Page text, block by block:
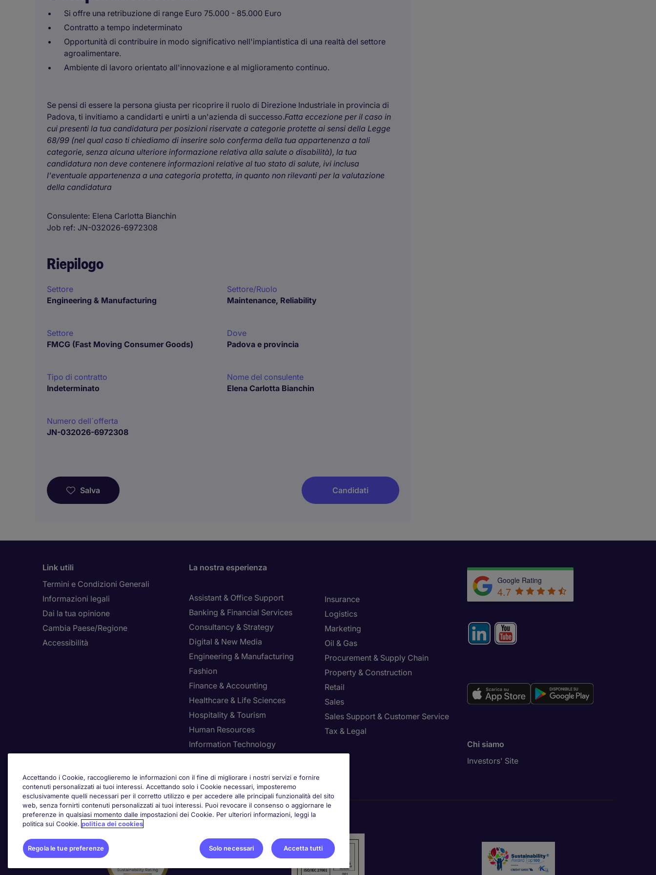
Si offre una retribuzione di range Euro 75.000 - 85.000 Euro
Contratto a tempo indeterminato
Opportunità di contribuire in modo significativo nell'impiantistica di una realtà del settore
agroalimentare.
Ambiente di lavoro orientato all'innovazione e al miglioramento continuo.
Se pensi di essere la persona giusta per ricoprire il ruolo di Direzione Industriale in provincia di
Padova, ti invitiamo a candidarti e unirti a un'azienda di successo.Fatta eccezione per il caso in
cui presenti la tua candidatura per posizioni riservate a categorie protette ai sensi della Legge
68/99 (nel qual caso ti chiediamo di inserire solo conferma della tua appartenenza a tali
categorie, senza alcuna ulteriore informazione relativa alla salute o disabilità), la tua
candidatura non deve contenere informazioni relative al tuo stato di salute, ivi inclusa
l'eventuale appartenenza a una categoria protetta, in quanto non rilevanti per la valutazione
della candidatura
Consulente Elena Carlotta Bianchin
Job ref JN-032026-6972308
Riepilogo
Settore
Engineering & Manufacturing
Settore/Ruolo
Maintenance, Reliability
Settore
FMCG (Fast Moving Consumer Goods)
Dove
Padova e provincia
Tipo di contratto
Indeterminato
Nome del consulente
Elena Carlotta Bianchin
Numero dell´offerta
JN-032026-6972308
Salva Candidati
Link utili
Termini e Condizioni Generali
Informazioni legali
Dai la tua opinione
Cambia Paese/Regione
Accessibilità
La nostra esperienza
Assistant & Office Support
Banking & Financial Services
Consultancy & Strategy
Digital & New Media
Engineering & Manufacturing
Fashion
Finance & Accounting
Healthcare & Life Sciences
Hospitality & Tourism
Human Resources
Information Technology
Insurance
Logistics
Marketing
Oil & Gas
Procurement & Supply Chain
Property & Construction
Retail
Sales
Sales Support & Customer Service
Tax & Legal
Regola le tue preferenze
Google Rating
4.7
Chi siamo
Investors' Site
Awards
Accettando i Cookie, raccoglieremo le informazioni con il fine di migliorare i nostri servizi e fornire
contenuti personalizzati ai tuoi interessi. Accettando solo i Cookie necessari, imposteremo
esclusivamente quelli necessari per il corretto utilizzo e per accedere alle principali funzionalità del sito
web, senza fornirti contenuti personalizzati ai tuoi interessi. Puoi revocare il consenso o aggiornare le
preferenze in qualsiasi momento dalle impostazioni dei Cookie. Per ulteriori informazioni, leggi la
politica sui Cookie. politica dei cookies
Regola le tue preferenze Solo necessari Accetta tutti